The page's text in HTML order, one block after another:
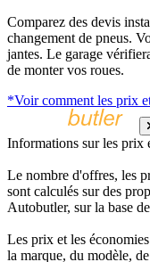
Comparez des devis
changement de pneus.
jantes. Le garage
de monter vos roues.
*Voir comment les prix
Informations sur les prix
Le nombre d'offres, les
sont calculés sur des
Autobutler, sur la base
Les prix et les
la marque, du modèle,